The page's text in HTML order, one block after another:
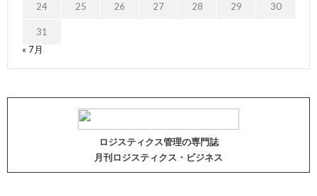
24 25 26 27 28 29 30
31
« 7月
ロジスティクス管理の専門誌
月刊ロジスティクス・ビジネス